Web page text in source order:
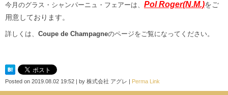
今月のグラス・シャンパーニュ・フェアーは、 Pol Roger(N.M.)をご
用意しております。
詳しくは、 Coupe de Champagneのページをご覧になってください。
Posted on 2019.08.02 19:52 | by 株式会社 アグレ | Perma Link